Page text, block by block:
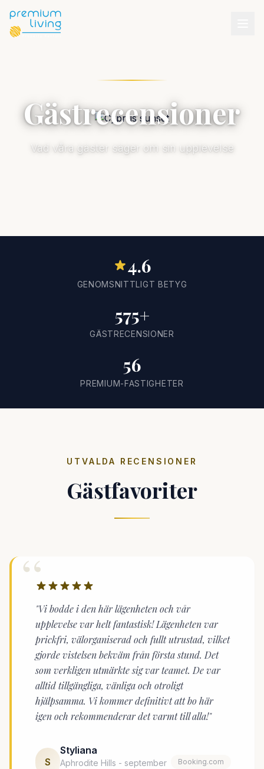
Gästrecensioner
Vad våra gäster säger om sin upplevelse
4.6
GENOMSNITTLIGT BETYG
575+
GÄSTRECENSIONER
56
PREMIUM-FASTIGHETER
UTVALDA RECENSIONER
Gästfavoriter
“
"Vi bodde i den här lägenheten och vår
upplevelse var helt fantastisk! Lägenheten var
prickfri, välorganiserad och fullt utrustad, vilket
gjorde vistelsen bekväm från första stund. Det
som verkligen utmärkte sig var teamet. De var
alltid tillgängliga, vänliga och otroligt
hjälpsamma. Vi kommer definitivt att bo här
igen och rekommenderar det varmt till alla!"
S
Styliana
Aphrodite Hills - september
Booking.com